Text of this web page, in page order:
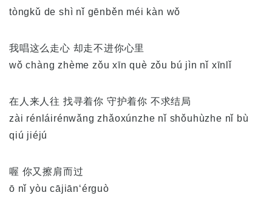
tòngkǔ de shì nǐ gēnběn méi kàn wǒ
我唱这么走心 却走不进你心里
wǒ chàng zhème zǒu xīn què zǒu bú jìn nǐ xīnlǐ
在人来人往 找寻着你 守护着你 不求结局
zài rénláirénwǎng zhǎoxúnzhe nǐ shǒuhùzhe nǐ bù
qiú jiéjú
喔 你又擦肩而过
ō nǐ yòu cājiān‘érguò